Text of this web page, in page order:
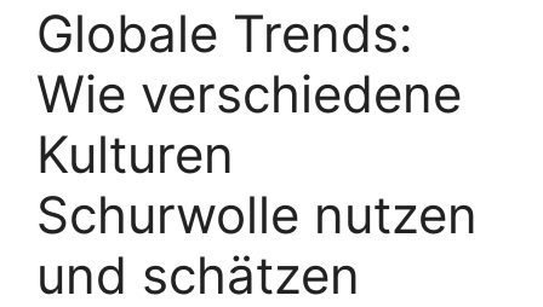
Globale Trends:
Wie verschiedene
Kulturen
Schurwolle nutzen
und schätzen